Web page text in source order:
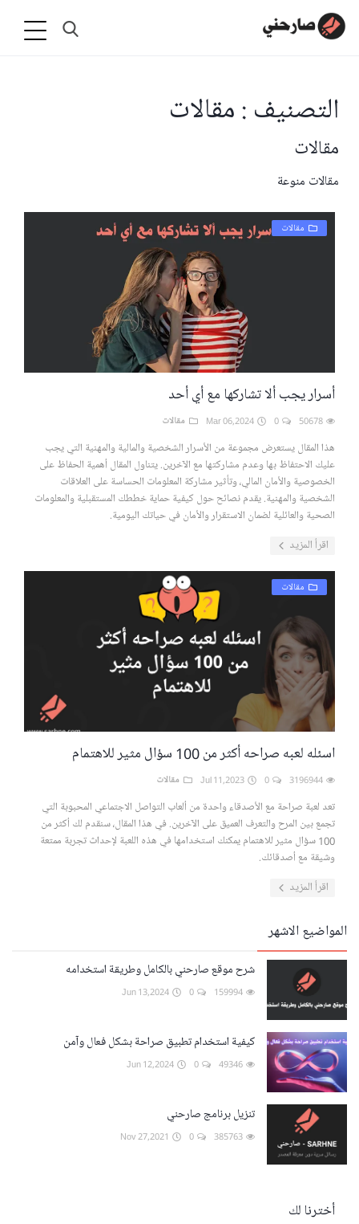
المواضيع الاشهر
شرح موقع صارحني بالكامل وطريقة استخدامه
كيفية استخدام تطبيق صراحة بشكل فعال وآمن
تنزيل برنامج صارحني
أخترنا لك
التصنيف : مقالات
مقالات
مقالات منوعة
مقالات
أسرار يجب ألا تشاركها مع أي أحد
مقالات
هذا المقال يستعرض مجموعة من الأسرار الشخصية والمالية والمهنية التي يجب
عليك الاحتفاظ بها وعدم مشاركتها مع الآخرين. يتناول المقال أهمية الحفاظ على
الخصوصية والأمان المالي، وتأثير مشاركة المعلومات الحساسة على العلاقات
الشخصية والمهنية. يقدم نصائح حول كيفية حماية خططك المستقبلية والمعلومات
الصحية والعائلية لضمان الاستقرار والأمان في حياتك اليومية.
اقرأ المزيد
مقالات
اسئله لعبه صراحه أكثر من 100 سؤال مثير للاهتمام
مقالات
تعد لعبة صراحة مع الأصدقاء واحدة من ألعاب التواصل الاجتماعي المحبوبة التي
تجمع بين المرح والتعرف العميق على الآخرين. في هذا المقال، سنقدم لك أكثر من
100 سؤال مثير للاهتمام يمكنك استخدامها في هذه اللعبة لإحداث تجربة ممتعة
وشيقة مع أصدقائك.
اقرأ المزيد